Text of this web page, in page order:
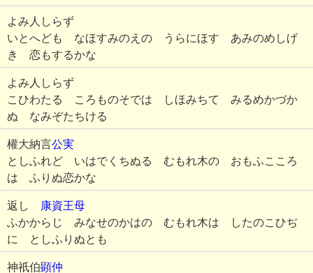
よみ人しらず
いとへども なほすみのえの うらにほす あみのめしげ
き 恋もするかな
よみ人しらず
こひわたる ころものそでは しほみちて みるめかづか
ぬ なみぞたちける
權大納言公実
としふれど いはでくちぬる むもれ木の おもふこころ
は ふりぬ恋かな
返し
康資王母
ふかからじ みなせのかはの むもれ木は したのこひぢ
に としふりぬとも
神祇伯顕仲